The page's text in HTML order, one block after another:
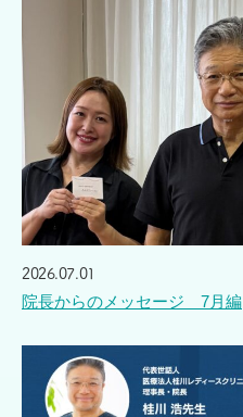
2026.07.01
院長からのメッセージ 7月編